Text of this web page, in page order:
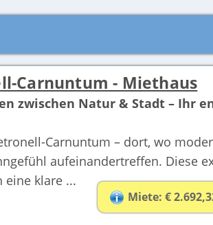
Carnuntum - Miethaus
zwischen Natur & Stadt – Ihr
Carnuntum – dort, wo
aufeinandertreffen. Diese
eine klare ...
Miete: €